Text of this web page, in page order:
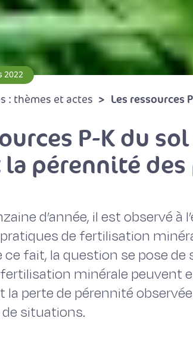
2022
: thèmes et actes Les ressources
P-K du
pérennité des
d’année, il est observé à
de fertilisation
fait, la question se pose de
minérale peuvent
perte de pérennité
situations.